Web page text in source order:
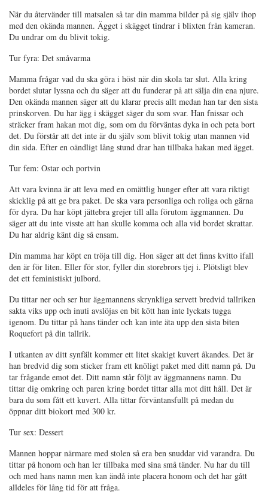
När du återvänder till matsalen så tar din mamma bilder på sig själv ihop
med den okända mannen. Ägget i skägget tindrar i blixten från kameran.
Du undrar om du blivit tokig.
Tur fyra: Det småvarma
Mamma frågar vad du ska göra i höst när din skola tar slut. Alla kring
bordet slutar lyssna och du säger att du funderar på att sälja din ena njure.
Den okända mannen säger att du klarar precis allt medan han tar den sista
prinskorven. Du har ägg i skägget säger du som svar. Han fnissar och
sträcker fram hakan mot dig, som om du förväntas dyka in och peta bort
det. Du förstår att det inte är du själv som blivit tokig utan mannen vid
din sida. Efter en oändligt lång stund drar han tillbaka hakan med ägget.
Tur fem: Ostar och portvin
Att vara kvinna är att leva med en omättlig hunger efter att vara riktigt
skicklig på att ge bra paket. De ska vara personliga och roliga och gärna
för dyra. Du har köpt jättebra grejer till alla förutom äggmannen. Du
säger att du inte visste att han skulle komma och alla vid bordet skrattar.
Du har aldrig känt dig så ensam.
Din mamma har köpt en tröja till dig. Hon säger att det finns kvitto ifall
den är för liten. Eller för stor, fyller din storebrors tjej i. Plötsligt blev
det ett feministiskt julbord.
Du tittar ner och ser hur äggmannens skrynkliga servett bredvid tallriken
sakta viks upp och inuti avslöjas en bit kött han inte lyckats tugga
igenom. Du tittar på hans tänder och kan inte äta upp den sista biten
Roquefort på din tallrik.
I utkanten av ditt synfält kommer ett litet skakigt kuvert åkandes. Det är
han bredvid dig som sticker fram ett knöligt paket med ditt namn på. Du
tar frågande emot det. Ditt namn står följt av äggmannens namn. Du
tittar dig omkring och paren kring bordet tittar alla mot ditt håll. Det är
bara du som fått ett kuvert. Alla tittar förväntansfullt på medan du
öppnar ditt biokort med 300 kr.
Tur sex: Dessert
Mannen hoppar närmare med stolen så era ben snuddar vid varandra. Du
tittar på honom och han ler tillbaka med sina små tänder. Nu har du till
och med hans namn men kan ändå inte placera honom och det har gått
alldeles för lång tid för att fråga.